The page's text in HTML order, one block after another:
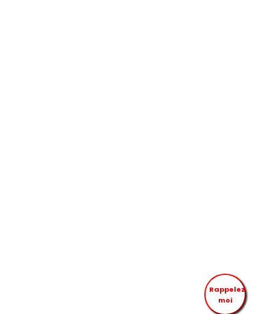
Rappelez
moi